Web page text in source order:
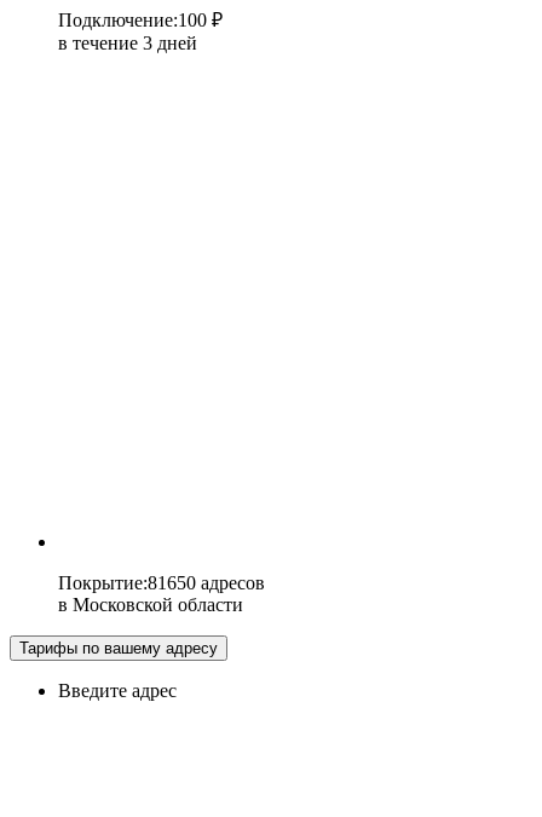
Подключение:100 ₽
в течение 3 дней
Покрытие:81650 адресов
в Московской области
Тарифы по вашему адресу
Введите адрес